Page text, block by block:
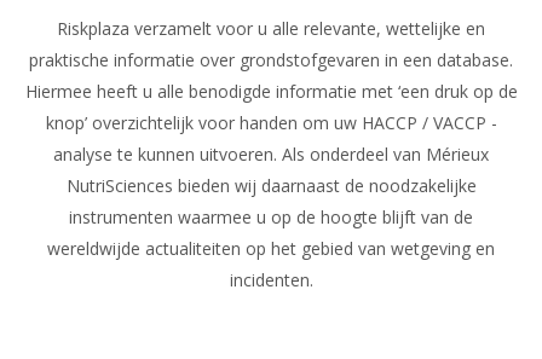
Riskplaza verzamelt voor u alle relevante, wettelijke en
praktische informatie over grondstofgevaren in een database.
Hiermee heeft u alle benodigde informatie met ‘een druk op de
knop’ overzichtelijk voor handen om uw HACCP / VACCP -
analyse te kunnen uitvoeren. Als onderdeel van Mérieux
NutriSciences bieden wij daarnaast de noodzakelijke
instrumenten waarmee u op de hoogte blijft van de
wereldwijde actualiteiten op het gebied van wetgeving en
incidenten.